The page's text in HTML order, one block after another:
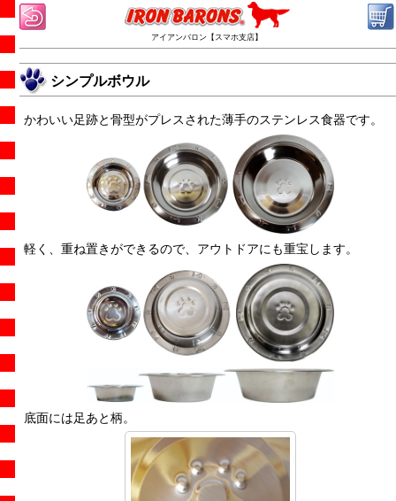
アイアンバロン【スマホ支店】
シンプルボウル
かわいい足跡と骨型がプレスされた薄手のステンレス食器です。
軽く、重ね置きができるので、アウトドアにも重宝します。
底面には足あと柄。